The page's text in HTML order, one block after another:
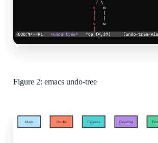
Figure 2: emacs undo-tree